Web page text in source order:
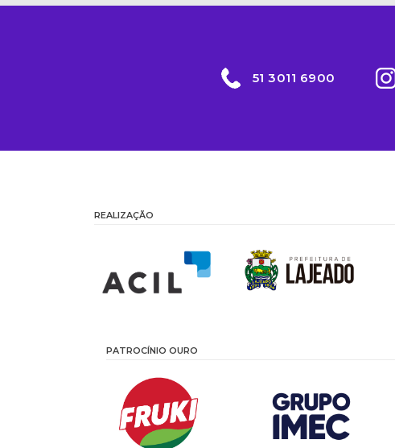
51 3011 6900
REALIZAÇÃO
PATROCÍNIO OURO